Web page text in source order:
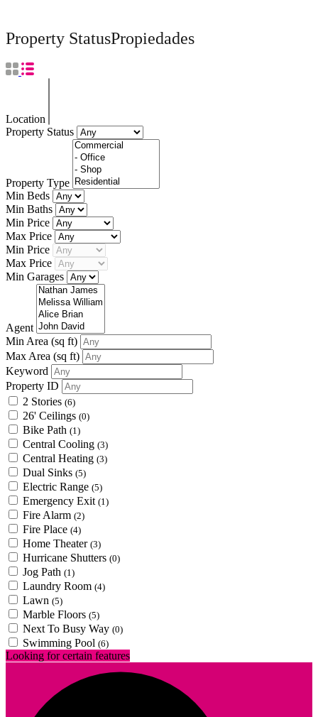
Property StatusPropiedades
Location
Property Status
Property Type
Min Beds
Min Baths
Min Price
Max Price
Min Price
Max Price
Min Garages
Agent
Min Area (sq ft)
Max Area (sq ft)
Keyword
Property ID
2 Stories (6)
26' Ceilings (0)
Bike Path (1)
Central Cooling (3)
Central Heating (3)
Dual Sinks (5)
Electric Range (5)
Emergency Exit (1)
Fire Alarm (2)
Fire Place (4)
Home Theater (3)
Hurricane Shutters (0)
Jog Path (1)
Laundry Room (4)
Lawn (5)
Marble Floors (5)
Next To Busy Way (0)
Swimming Pool (6)
Looking for certain features